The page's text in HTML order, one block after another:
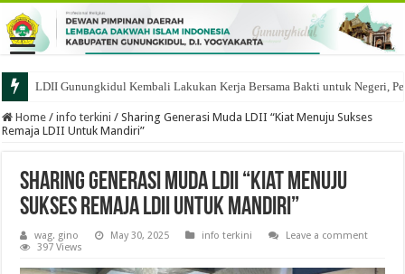
LDII Gunungkidul Kembali Lakukan Kerja Bersama Bakti untuk Negeri,
Home / info terkini / Sharing Generasi Muda LDII “Kiat Menuju Sukses
Remaja LDII Untuk Mandiri”
Sharing Generasi Muda LDII “Kiat Menuju
Sukses Remaja LDII Untuk Mandiri”
wag. gino May 30, 2025 info terkini
Leave a comment
397 Views